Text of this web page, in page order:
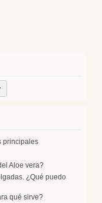
principales
Aloe vera?
¿Qué puedo
qué sirve?